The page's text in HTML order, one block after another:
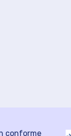
conforme